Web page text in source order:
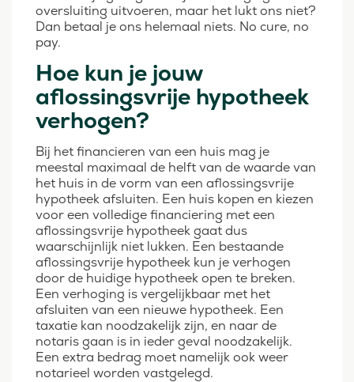
oversluiting uitvoeren, maar het lukt ons niet?
Dan betaal je ons helemaal niets. No cure, no
pay.
Hoe kun je jouw
aflossingsvrije hypotheek
verhogen?
Bij het financieren van een huis mag je
meestal maximaal de helft van de waarde van
het huis in de vorm van een aflossingsvrije
hypotheek afsluiten. Een huis kopen en kiezen
voor een volledige financiering met een
aflossingsvrije hypotheek gaat dus
waarschijnlijk niet lukken. Een bestaande
aflossingsvrije hypotheek kun je verhogen
door de huidige hypotheek open te breken.
Een verhoging is vergelijkbaar met het
afsluiten van een nieuwe hypotheek. Een
taxatie kan noodzakelijk zijn, en naar de
notaris gaan is in ieder geval noodzakelijk.
Een extra bedrag moet namelijk ook weer
notarieel worden vastgelegd.